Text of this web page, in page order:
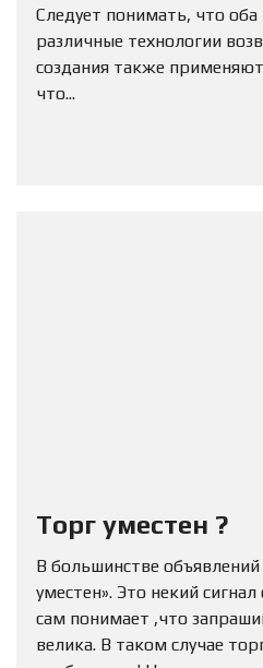
Следует понимать, что
различные технологии
создания также
что...
Торг уместен ?
В большинстве
уместен». Это некий
сам понимает ,что
велика. В таком случае